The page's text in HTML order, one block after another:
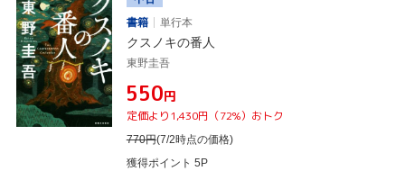
書籍
単行本
クスノキの番人
東野圭吾
¥550円
定価より1,430円（72%）おトク
770円(7/2時点の価格)
獲得ポイント 5P